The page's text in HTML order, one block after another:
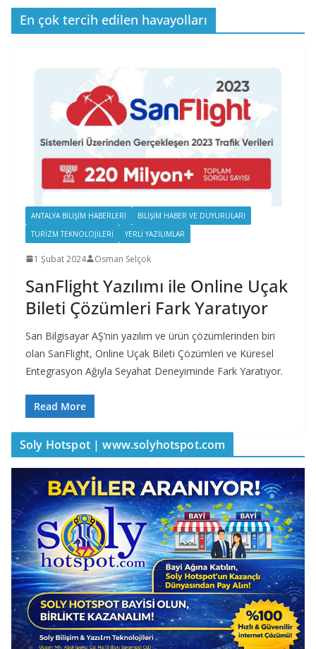
En çok tercih edilen havayolları
ANTALYA BILIŞIM HABERLERI
BILIŞIM HABER VE DUYURULARI
TURIZM TEKNOLOJILERI
YERLI YAZILIMLAR
1 Şubat 2024 Osman Selçok
SanFlight Yazılımı ile Online Uçak
Bileti Çözümleri Fark Yaratıyor
San Bilgisayar AŞ‘nin yazılım ve ürün çözümlerinden biri
olan SanFlight, Online Uçak Bileti Çözümleri ve Küresel
Entegrasyon Ağıyla Seyahat Deneyiminde Fark Yaratıyor.
Read More
Soly Hotspot | www.solyhotspot.com